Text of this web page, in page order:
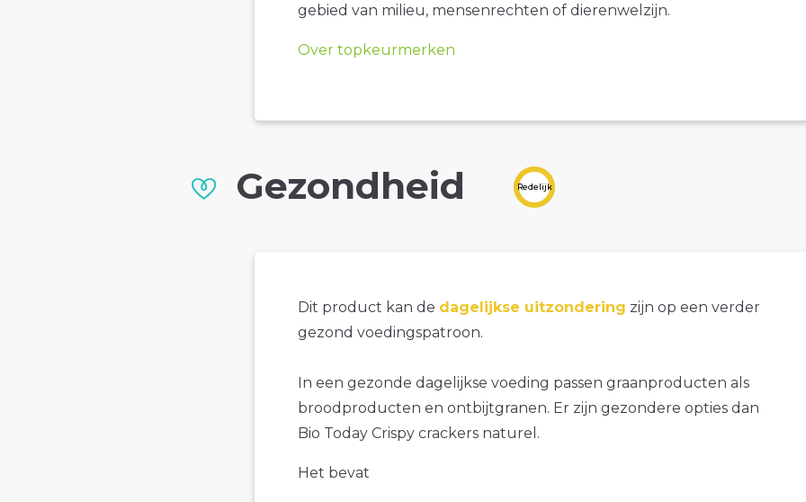
gebied van milieu, mensenrechten of dierenwelzijn.
Over topkeurmerken
Gezondheid Redelijk
Dit product kan de dagelijkse uitzondering zijn op een verder
gezond voedingspatroon.
In een gezonde dagelijkse voeding passen graanproducten als
broodproducten en ontbijtgranen. Er zijn gezondere opties dan
Bio Today Crispy crackers naturel.
Het bevat